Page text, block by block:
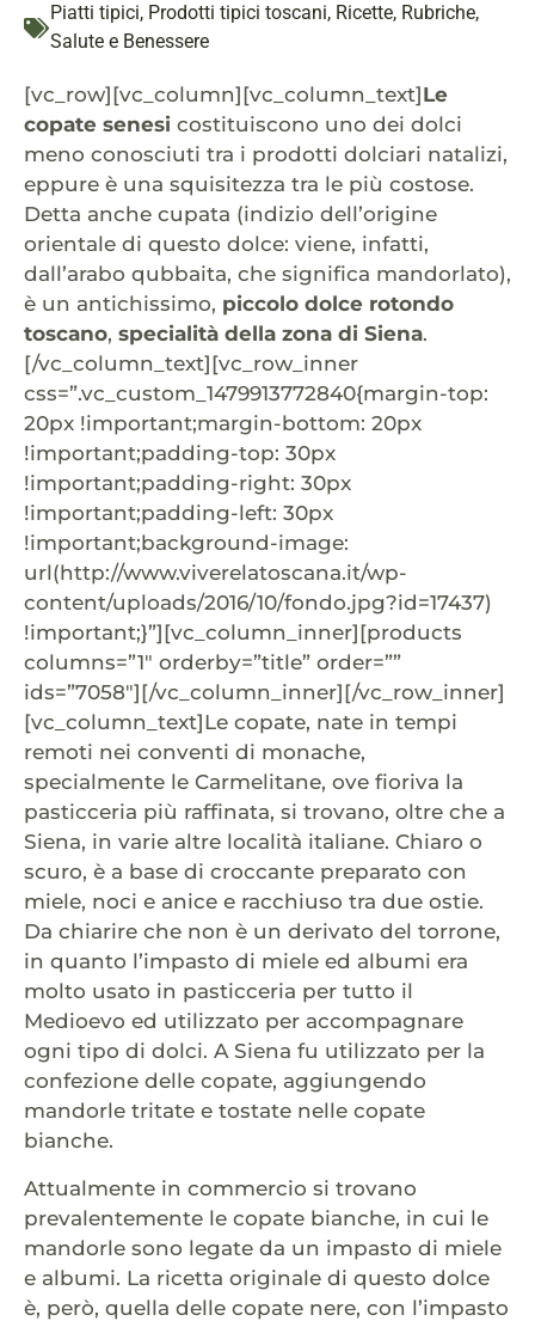
Piatti tipici, Prodotti tipici toscani, Ricette, Rubriche,
Salute e Benessere
[vc_row][vc_column][vc_column_text]Le
copate senesi costituiscono uno dei dolci
meno conosciuti tra i prodotti dolciari natalizi,
eppure è una squisitezza tra le più costose.
Detta anche cupata (indizio dell’origine
orientale di questo dolce: viene, infatti,
dall’arabo qubbaita, che significa mandorlato),
è un antichissimo, piccolo dolce rotondo
toscano, specialità della zona di Siena.
[/vc_column_text][vc_row_inner
css=”.vc_custom_1479913772840{margin-top:
20px !important;margin-bottom: 20px
!important;padding-top: 30px
!important;padding-right: 30px
!important;padding-left: 30px
!important;background-image:
url(http://www.viverelatoscana.it/wp-
content/uploads/2016/10/fondo.jpg?id=17437)
!important;}”][vc_column_inner][products
columns=”1″ orderby=”title” order=””
ids=”7058″][/vc_column_inner][/vc_row_inner]
[vc_column_text]Le copate, nate in tempi
remoti nei conventi di monache,
specialmente le Carmelitane, ove fioriva la
pasticceria più raffinata, si trovano, oltre che a
Siena, in varie altre località italiane. Chiaro o
scuro, è a base di croccante preparato con
miele, noci e anice e racchiuso tra due ostie.
Da chiarire che non è un derivato del torrone,
in quanto l’impasto di miele ed albumi era
molto usato in pasticceria per tutto il
Medioevo ed utilizzato per accompagnare
ogni tipo di dolci. A Siena fu utilizzato per la
confezione delle copate, aggiungendo
mandorle tritate e tostate nelle copate
bianche.
Attualmente in commercio si trovano
prevalentemente le copate bianche, in cui le
mandorle sono legate da un impasto di miele
e albumi. La ricetta originale di questo dolce
è, però, quella delle copate nere, con l’impasto